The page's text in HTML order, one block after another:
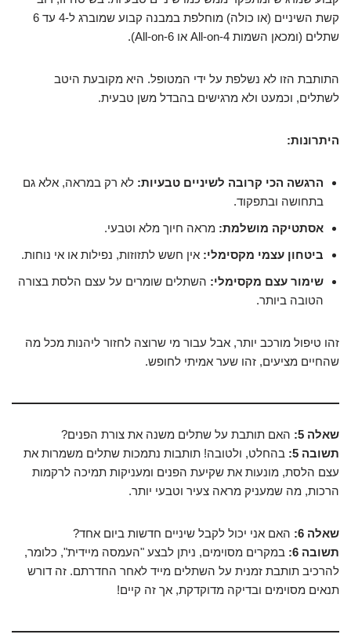
קשת השיניים (או כולה) מוחלפת במבנה קבוע שמוברג ל-4 עד 6
שתלים (ומכאן השמות All-on-4 או All-on-6).
התותבת הזו לא נשלפת על ידי המטופל. היא מקובעת היטב
לשתלים, וכמעט ולא מרגישים בהבדל משן טבעית.
היתרונות:
הרגשה הכי קרובה לשיניים טבעיות: לא רק במראה, אלא גם
בתחושה ובתפקוד.
אסתטיקה מושלמת: מראה חיוך מלא וטבעי.
ביטחון עצמי מקסימלי: אין חשש לתזוזות, נפילות או אי נוחות.
שימור עצם מקסימלי: השתלים שומרים על עצם הלסת בצורה
הטובה ביותר.
זהו טיפול מורכב יותר, אבל עבור מי שרוצה לחזור ליהנות מכל מה
שהחיים מציעים, זהו שער אמיתי לחופש.
שאלה 5:
האם תותבת על שתלים משנה את צורת הפנים?
תשובה 5:
בהחלט, ולטובה! תותבות נתמכות שתלים משמרות את
עצם הלסת, מונעות את שקיעת הפנים ומעניקות תמיכה לרקמות
הרכות, מה שמעניק מראה צעיר וטבעי יותר.
שאלה 6:
האם אני יכול לקבל שיניים חדשות ביום אחד?
תשובה 6:
במקרים מסוימים, ניתן לבצע "העמסה מיידית", כלומר,
להרכיב תותבת זמנית על השתלים מייד לאחר החדרתם. זה דורש
תנאים מסוימים ובדיקה מדוקדקת, אך זה קיים!